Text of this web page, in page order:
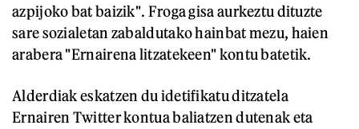
azpijoko bat baizik". Froga gisa aurkeztu dituzte
sare sozialetan zabaldutako hainbat mezu, haien
arabera "Ernairena litzatekeen" kontu batetik.
Alderdiak eskatzen du idetifikatu ditzatela
Ernairen Twitter kontua baliatzen dutenak eta